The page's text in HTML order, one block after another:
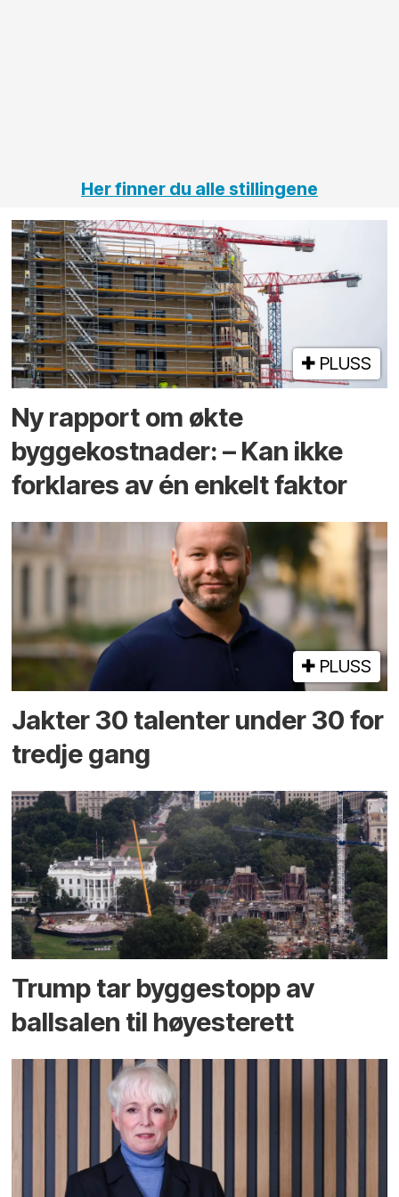
Her finner du alle stillingene
PLUSS
Ny rapport om økte
byggekostnader: – Kan ikke
forklares av én enkelt faktor
PLUSS
Jakter 30 talenter under 30 for
tredje gang
Trump tar byggestopp av
ballsalen til høyesterett